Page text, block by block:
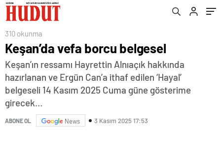
310 okunma
Keşan’da vefa borcu belgesel
Keşan’ın ressamı Hayrettin Alnıaçık hakkında
hazırlanan ve Ergün Can’a ithaf edilen ‘Hayal’
belgeseli 14 Kasım 2025 Cuma güne gösterime
girecek…
ABONE OL News 3 Kasım 2025 17:53